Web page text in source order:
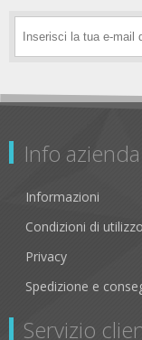
Info azienda
Informazioni
Condizioni di utilizzo
Privacy
Spedizione e
Servizio